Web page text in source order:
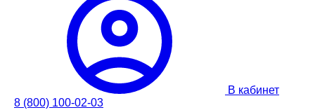
В кабинет
8 (800) 100-02-03